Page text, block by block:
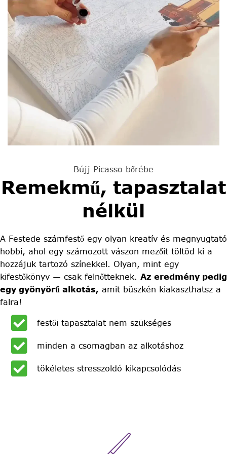
Bújj Picasso bőrébe
Remekmű, tapasztalat
nélkül
A Festede számfestő egy olyan kreatív és megnyugtató
hobbi, ahol egy számozott vászon mezőit töltöd ki a
hozzájuk tartozó színekkel. Olyan, mint egy
kifestőkönyv — csak felnőtteknek. Az eredmény pedig
egy gyönyörű alkotás, amit büszkén kiakaszthatsz a
falra!
festői tapasztalat nem szükséges
minden a csomagban az alkotáshoz
tökéletes stresszoldó kikapcsolódás